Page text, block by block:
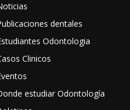
dentales
Odontologia
Clinicos
estudiar Odontología